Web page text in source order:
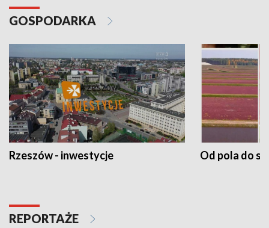
GOSPODARKA
Rzeszów - inwestycje Od pola do
REPORTAŻE